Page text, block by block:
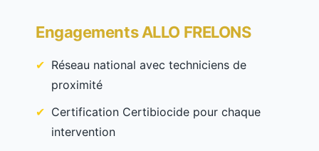
Engagements ALLO FRELONS
Réseau national avec techniciens de
proximité
Certification Certibiocide pour chaque
intervention